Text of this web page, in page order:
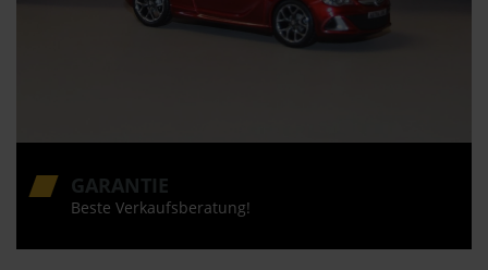
GARANTIE
Beste Verkaufsberatung!